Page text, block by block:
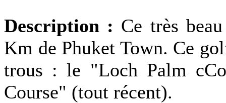
Description : Ce très
Km de Phuket Town. Ce
trous : le "Loch Palm
Course" (tout récent).